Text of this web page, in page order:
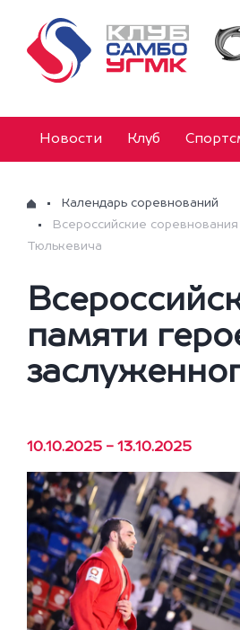
Новости Клуб
Календарь соревнований
Всероссийские
Тюлькевича
памяти
10.10.2025 - 13.10.2025